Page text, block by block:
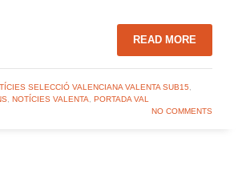
READ MORE
SELECCIÓ VALENCIANA VALENTA SUB15
, NOTÍCIES VALENTA
PORTADA VAL
NO COMMENTS